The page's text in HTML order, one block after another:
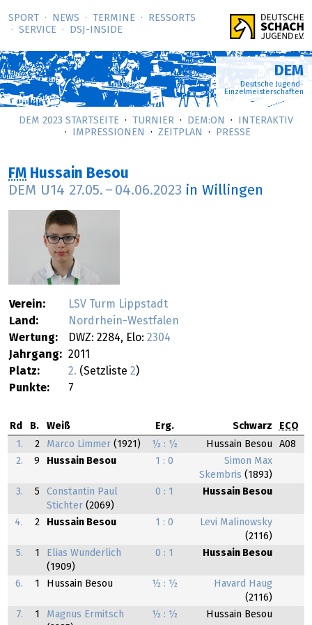
SPORT NEWS TERMINE
RESSORTS
SERVICE
DSJ-­INSIDE
DEM
Deutsche Jugend-
Einzelmeisterschaften
DEM 2023 STARTSEITE TURNIER DEM:ON
INTERAKTIV
IMPRESSIONEN
ZEITPLAN PRESSE
FM Hussain Besou
DEM U14 27.05. – 04.06.2023 in Willingen
Verein:
LSV Turm Lippstadt
Land:
Nordrhein-Westfalen
Wertung:
DWZ: 2284, Elo: 2304
Jahrgang: 2011
Platz:
2. (Setzliste 2)
Punkte:
7
Rd B. Weiß Erg. Schwarz
ECO
1.
2 Marco Limmer (1921) ½ : ½ Hussain Besou
A08
2.
9 Hussain Besou 1 : 0
Simon Max
Skembris (1893)
3.
5
Constantin Paul
Stichter (2069)
0 : 1 Hussain Besou
4. 2 Hussain Besou 1 : 0
Levi Malinowsky
(2116)
5.
1
Elias Wunderlich
(1909)
0 : 1 Hussain Besou
6. 1 Hussain Besou ½ : ½
Havard Haug
(2116)
7.
1
Magnus Ermitsch
½ : ½ Hussain Besou